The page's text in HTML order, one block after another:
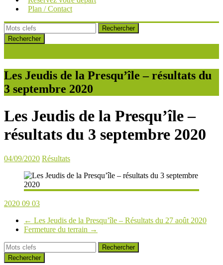
Plan / Contact
Rechercher
Les Jeudis de la Presqu’île – résultats du
3 septembre 2020
Les Jeudis de la Presqu’île –
résultats du 3 septembre 2020
04/09/2020 Résultats
2020 09 03
← Les Jeudis de la Presqu’île – Résultats du 27 août 2020
Fermeture du terrain →
Rechercher